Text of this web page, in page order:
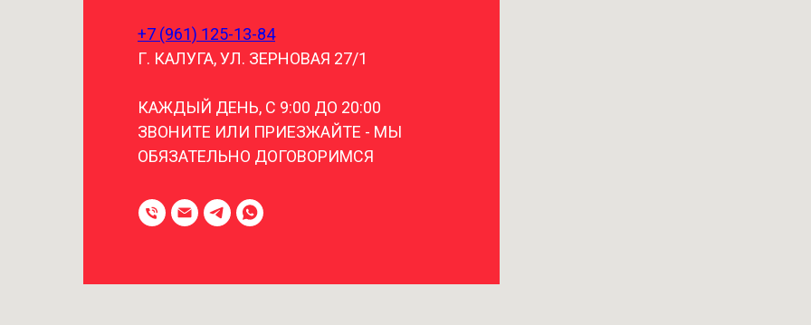
+7 (961) 125-13-84
Г. КАЛУГА, УЛ. ЗЕРНОВАЯ 27/1
КАЖДЫЙ ДЕНЬ, С 9:00 ДО 20:00
ЗВОНИТЕ ИЛИ ПРИЕЗЖАЙТЕ - МЫ
ОБЯЗАТЕЛЬНО ДОГОВОРИМСЯ